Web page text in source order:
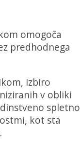
omogoča
predhodnega
izbiro
v obliki
spletno
kot sta